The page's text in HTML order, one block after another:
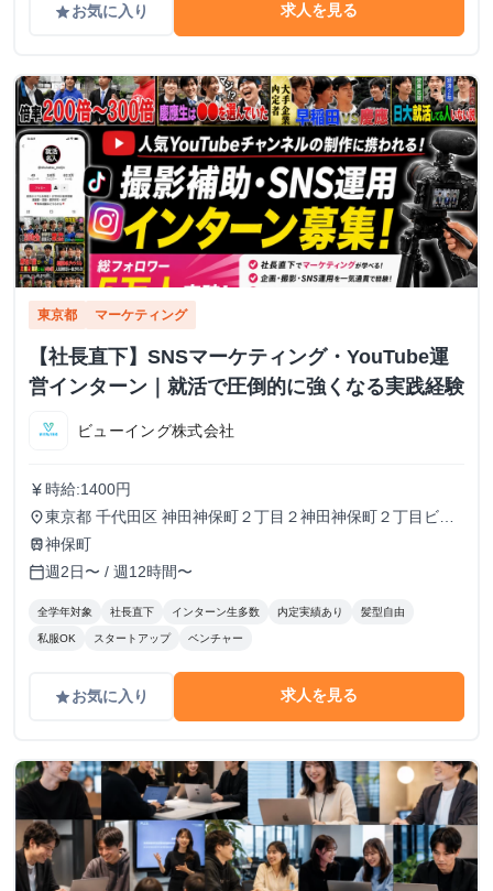
gradeお気に入り 求人を見る
東京都 マーケティング
【社長直下】SNSマーケティング・YouTube運
営インターン｜就活で圧倒的に強くなる実践経験
ビューイング株式会社
currency_yen 時給:1400円
place東京都 千代田区 神田神保町２丁目２神田神保町２丁目ビル
５０２号室
train神保町
calendar_today週2日〜 / 週12時間〜
全学年対象 社長直下 インターン生多数 内定実績あり 髪型自由
私服OK スタートアップ ベンチャー
gradeお気に入り 求人を見る